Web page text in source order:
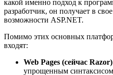
какой именно подход к
разработчик, он получает в
возможности ASP.NET.
Помимо этих основных
входят:
Web Pages (сейчас
упрощенным